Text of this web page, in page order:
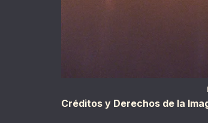
Créditos y Derechos de la